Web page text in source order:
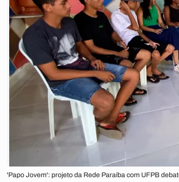
'Papo Jovem': projeto da Rede Paraíba com UFPB